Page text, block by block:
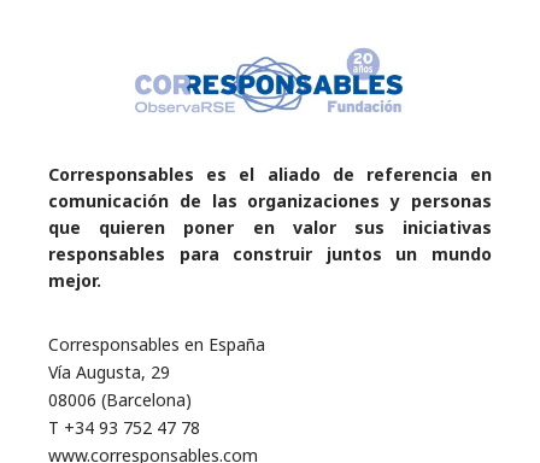
Corresponsables es el aliado de referencia en
comunicación de las organizaciones y personas
que quieren poner en valor sus iniciativas
responsables para construir juntos un mundo
mejor.
Corresponsables en España
Vía Augusta, 29
08006 (Barcelona)
T +34 93 752 47 78
www.corresponsables.com